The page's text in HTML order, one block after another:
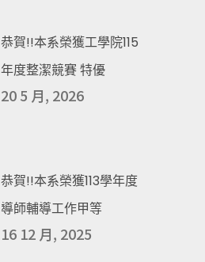
恭賀!!本系榮獲工學院115
年度整潔競賽 特優
20 5 月, 2026
恭賀!!本系榮獲113學年度
導師輔導工作甲等
16 12 月, 2025